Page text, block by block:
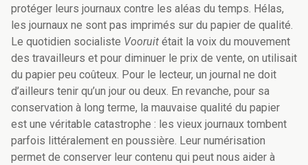
protéger leurs journaux contre les aléas du temps. Hélas,
les journaux ne sont pas imprimés sur du papier de qualité.
Le quotidien socialiste Vooruit était la voix du mouvement
des travailleurs et pour diminuer le prix de vente, on utilisait
du papier peu coûteux. Pour le lecteur, un journal ne doit
d’ailleurs tenir qu’un jour ou deux. En revanche, pour sa
conservation à long terme, la mauvaise qualité du papier
est une véritable catastrophe : les vieux journaux tombent
parfois littéralement en poussière. Leur numérisation
permet de conserver leur contenu qui peut nous aider à